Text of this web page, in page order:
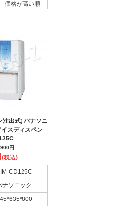
価格が高い順
注出式) パナソニ
イスディスペン
円
(税込)
CD125C
ナソニック